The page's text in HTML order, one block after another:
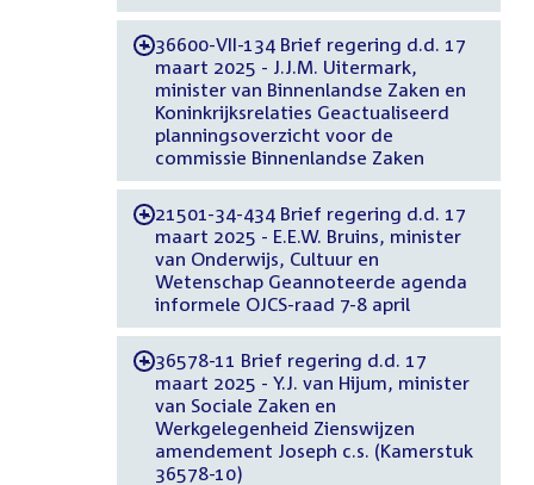
-36600-VII-134 Brief regering d.d. 17
maart 2025 - J.J.M. Uitermark,
minister van Binnenlandse Zaken en
Koninkrijksrelaties Geactualiseerd
planningsoverzicht voor de
commissie Binnenlandse Zaken
-21501-34-434 Brief regering d.d. 17
maart 2025 - E.E.W. Bruins, minister
van Onderwijs, Cultuur en
Wetenschap Geannoteerde agenda
informele OJCS-raad 7-8 april
-36578-11 Brief regering d.d. 17
maart 2025 - Y.J. van Hijum, minister
van Sociale Zaken en
Werkgelegenheid Zienswijzen
amendement Joseph c.s. (Kamerstuk
36578-10)